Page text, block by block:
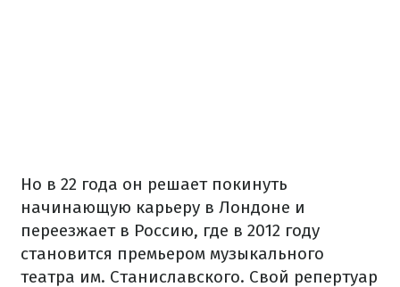
Но в 22 года он решает покинуть
начинающую карьеру в Лондоне и
переезжает в Россию, где в 2012 году
становится премьером музыкального
театра им. Станиславского. Свой репертуар